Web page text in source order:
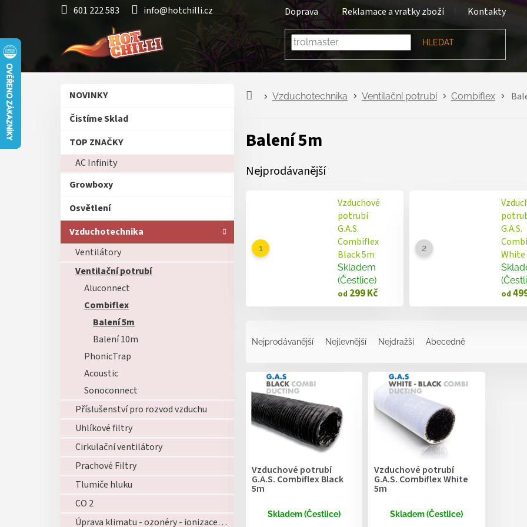
601 222 583 info@hotchilli.cz Doprava Reklamace a vratky zboží Kontakty
HLEDAT
a
a
e
Přeskočit
NOVINKY
Čistíme Sklad
TOP ZNAČKY
AC Infinity
Growboxy
Osvětlení
Vzduchotechnika
Ventilátory
Ventilační potrubí
Aluconnect
Combiflex
Balení 5m
Balení 10m
PhonicTrap
Acoustic
Sonoconnect
Příslušenství pro rozvod vzduchu
Uhlíkové filtry
Cirkulační ventilátory
Prachové Filtry
Tlumiče hluku
CO 2
Úprava klimatu - ozonéry - ionizace - zvlhčovače - atd...
Vzduchotechnika Ventilační potrubí Combiflex
Balení 5m
Nejprodávanější
Vzduchové
potrubí
G.A.S.
Combiflex
Black 5m
Skladem
(Čestlice)
od 299 Kč
G.A.S.
White
od
p
o
Nejprodávanější Nejlevnější Nejdražší Abecedně
p
Vzduchové potrubí
G.A.S. Combiflex Black
5m
Skladem (Čestlice)
Vzduchové potrubí
G.A.S. Combiflex White
5m
Skladem (Čestlice)